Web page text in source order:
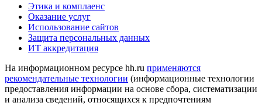
Этика и комплаенс
Оказание услуг
Использование сайтов
Защита персональных данных
ИТ аккредитация
На информационном ресурсе hh.ru применяются
рекомендательные технологии (информационные технологии
предоставления информации на основе сбора, систематизации
и анализа сведений, относящихся к предпочтениям